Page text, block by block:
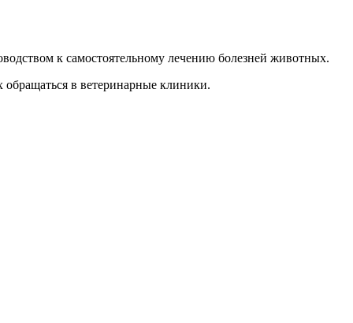
к самостоятельному лечению болезней животных.
в ветеринарные клиники.